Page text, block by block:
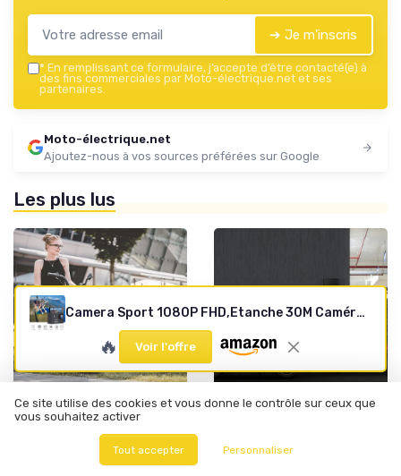
➔ Je m'inscris
* En remplissant ce formulaire, j’accepte d’être contacté(e) à
des fins commerciales par Moto-électrique.net et ses
partenaires.
Moto-électrique.net
Ajoutez-nous à vos sources préférées sur Google
Les plus lus
Pièces de Rechange et Réparations • 12/09/2025
Les pièces détachées
essentielles pour l'iscooter
Tesla Model 3 : choix,
Camera Sport 1080P FHD,Etanche 30M Caméra d'action Grand Angle, avec Deux Piles Rechargeables 900 mAh Caméra Sport et kit d'accessoires (FHD 1080P) A01
🔥 Voir l'offre
Ce site utilise des cookies et vous donne le contrôle sur ceux que
vous souhaitez activer
Tout accepter Personnaliser